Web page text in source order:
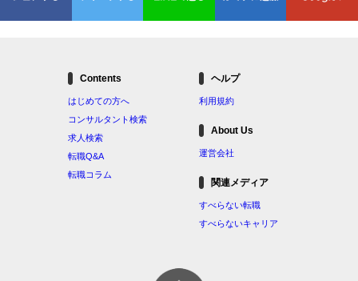
Contents
はじめての方へ
コンサルタント検索
求人検索
転職Q&A
転職コラム
ヘルプ
利用規約
About Us
運営会社
関連メディア
すべらない転職
すべらないキャリア